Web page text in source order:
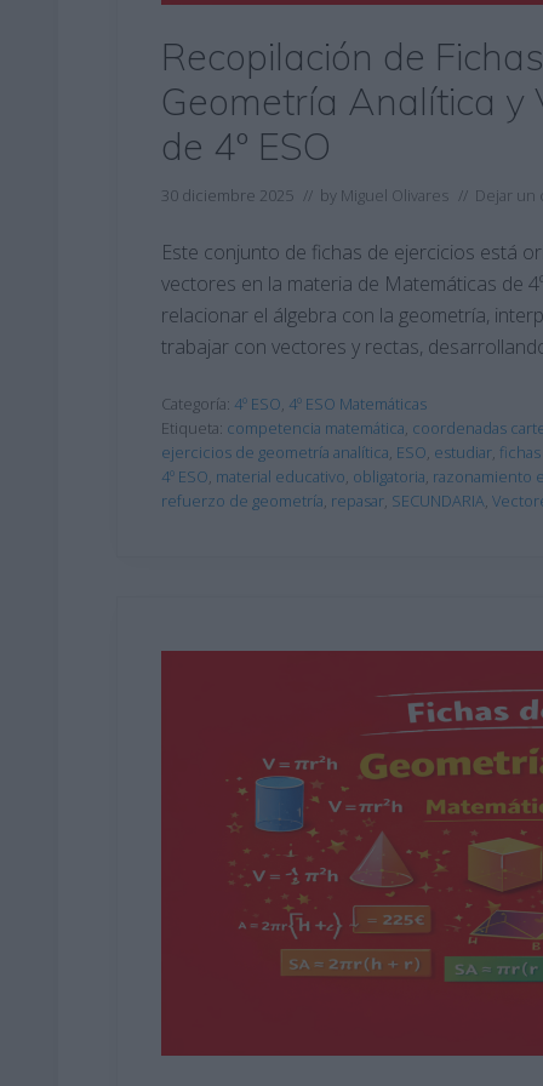
Recopilación de
Geometría Analítica y
de 4º ESO
30 diciembre 2025 // by Miguel Olivares // Dejar un
Este conjunto de fichas de ejercicios está
vectores en la materia de Matemáticas de
relacionar el álgebra con la geometría,
trabajar con vectores y rectas,
Categoría: 4º ESO, 4º ESO Matemáticas
Etiqueta: competencia matemática, coordenadas
ejercicios de geometría analítica, ESO, estudiar,
4º ESO, material educativo, obligatoria, razonamiento
refuerzo de geometría, repasar, SECUNDARIA,